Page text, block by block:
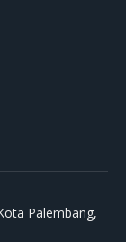
Palembang,